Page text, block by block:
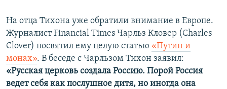
На отца Тихона уже обратили внимание в Европе.
Журналист Financial Times Чарльз Кловер (Charles
Clover) посвятил ему целую статью «Путин и
монах». В беседе с Чарльзом Тихон заявил:
«Русская церковь создала Россию. Порой Россия
ведет себя как послушное дитя, но иногда она